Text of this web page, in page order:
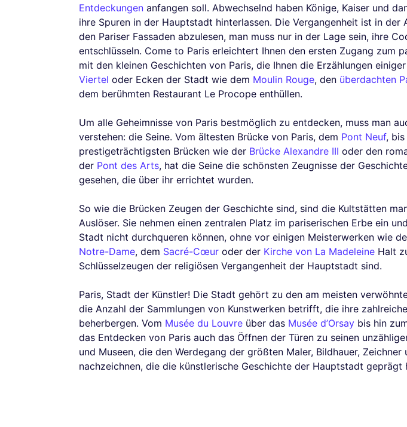
Entdeckungen anfangen soll. Abwechselnd haben Könige, Kaiser und
ihre Spuren in der Hauptstadt hinterlassen. Die Vergangenheit ist in der
den Pariser Fassaden abzulesen, man muss nur in der Lage sein, ihre
entschlüsseln. Come to Paris erleichtert Ihnen den ersten Zugang zum
mit den kleinen Geschichten von Paris, die Ihnen die Erzählungen
Viertel oder Ecken der Stadt wie dem Moulin Rouge, den überdachten
dem berühmten Restaurant Le Procope enthüllen.
Um alle Geheimnisse von Paris bestmöglich zu entdecken, muss man
verstehen: die Seine. Vom ältesten Brücke von Paris, dem Pont Neuf, bis
prestigeträchtigsten Brücken wie der Brücke Alexandre III oder den
der Pont des Arts, hat die Seine die schönsten Zeugnisse der
gesehen, die über ihr errichtet wurden.
So wie die Brücken Zeugen der Geschichte sind, sind die Kultstätten
Auslöser. Sie nehmen einen zentralen Platz im pariserischen Erbe ein
Stadt nicht durchqueren können, ohne vor einigen Meisterwerken wie
Notre-Dame, dem Sacré-Cœur oder der Kirche von La Madeleine Halt
Schlüsselzeugen der religiösen Vergangenheit der Hauptstadt sind.
Paris, Stadt der Künstler! Die Stadt gehört zu den am meisten
die Anzahl der Sammlungen von Kunstwerken betrifft, die ihre
beherbergen. Vom Musée du Louvre über das Musée d’Orsay bis hin
das Entdecken von Paris auch das Öffnen der Türen zu seinen
und Museen, die den Werdegang der größten Maler, Bildhauer, Zeichner
nachzeichnen, die die künstlerische Geschichte der Hauptstadt geprägt